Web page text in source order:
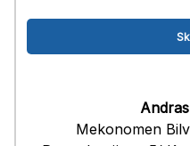
Mekonomen